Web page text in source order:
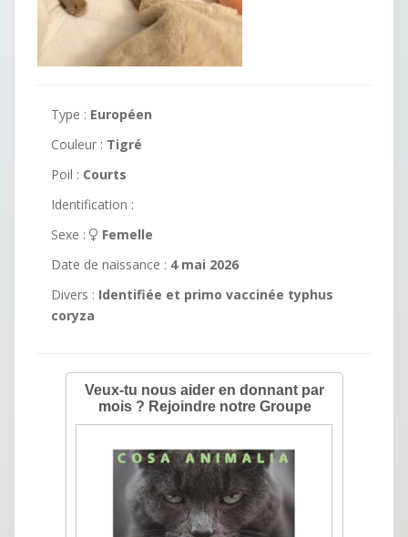
Type : Européen
Couleur : Tigré
Poil : Courts
Identification :
Sexe :
Femelle
Date de naissance : 4 mai 2026
Divers : Identifiée et primo vaccinée typhus
coryza